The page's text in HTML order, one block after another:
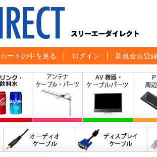
カートの中を見る ログイン 新規会員登録